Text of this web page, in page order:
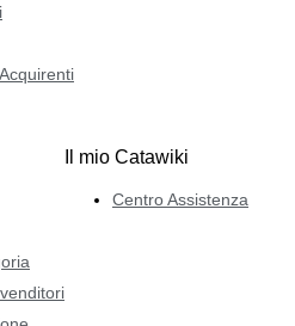
Il mio Catawiki
Centro Assistenza